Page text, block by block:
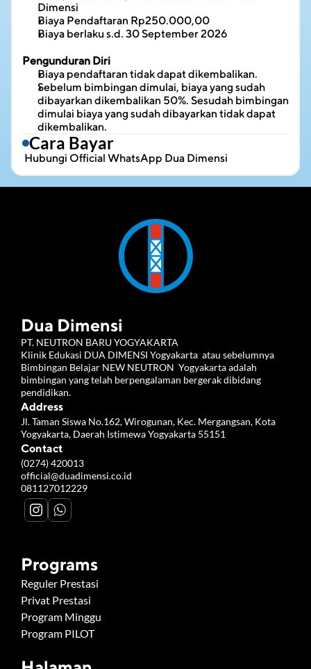
Dimensi
Biaya Pendaftaran Rp250.000,00
Biaya berlaku s.d. 30 September 2026
Pengunduran Diri
Biaya pendaftaran tidak dapat dikembalikan.
Sebelum bimbingan dimulai, biaya yang sudah
dibayarkan dikembalikan 50%. Sesudah bimbingan
dimulai biaya yang sudah dibayarkan tidak dapat
dikembalikan.
Cara Bayar
Hubungi Official WhatsApp Dua Dimensi
Dua Dimensi
PT. NEUTRON BARU YOGYAKARTA
Klinik Edukasi DUA DIMENSI Yogyakarta  atau sebelumnya
Bimbingan Belajar NEW NEUTRON  Yogyakarta adalah
bimbingan yang telah berpengalaman bergerak dibidang
pendidikan.
Address
Jl. Taman Siswa No.162, Wirogunan, Kec. Mergangsan, Kota
Yogyakarta, Daerah Istimewa Yogyakarta 55151
Contact
(0274) 420013
official@duadimensi.co.id
081127012229
Programs
Reguler Prestasi
Privat Prestasi
Program Minggu
Program PILOT